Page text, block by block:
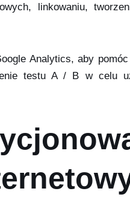
linkowaniu,
Analytics, aby
testu A / B w celu